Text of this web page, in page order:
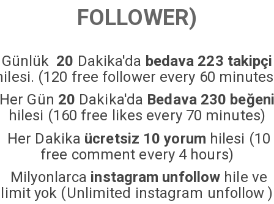
FOLLOWER)
Günlük 20 Dakika'da bedava 223 takipçi
(120 free follower every 60
Her Gün 20 Dakika'da Bedava 230 beğeni
hilesi (160 free likes every 70 minutes)
Her Dakika ücretsiz 10 yorum hilesi (10
free comment every 4 hours)
Milyonlarca instagram unfollow hile ve
limit yok (Unlimited instagram unfollow )